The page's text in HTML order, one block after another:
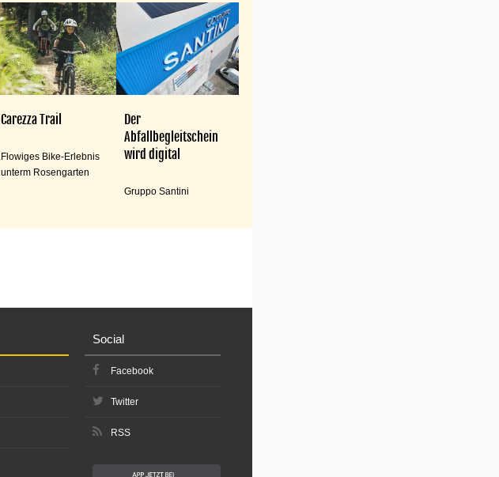
Carezza Trail
Flowiges Bike-Erlebnis
unterm Rosengarten
Der
Abfallbegleitschein
wird digital
Gruppo Santini
Social
Facebook
Twitter
RSS